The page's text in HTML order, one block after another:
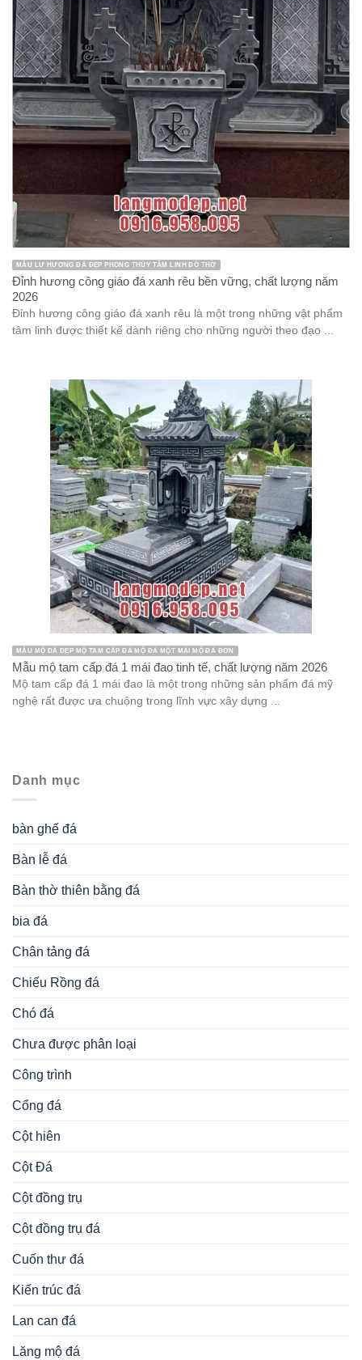
MẪU LƯ HƯƠNG ĐÁ ĐẸP PHONG THỦY TÂM LINH ĐỒ THỜ
Đỉnh hương công giáo đá xanh rêu bền vững, chất lượng năm
2026
Đỉnh hương công giáo đá xanh rêu là một trong những vật phẩm
tâm linh được thiết kế dành riêng cho những người theo đạo ...
MẪU MỘ ĐÁ ĐẸP MỘ TAM CẤP ĐÁ MỘ ĐÁ MỘT MÁI MỘ ĐÁ ĐƠN
Mẫu mộ tam cấp đá 1 mái đao tinh tế, chất lượng năm 2026
Mộ tam cấp đá 1 mái đao là một trong những sản phẩm đá mỹ
nghệ rất được ưa chuộng trong lĩnh vực xây dựng ...
Danh mục
bàn ghế đá
Bàn lễ đá
Bàn thờ thiên bằng đá
bia đá
Chân tảng đá
Chiếu Rồng đá
Chó đá
Chưa được phân loại
Công trình
Cổng đá
Cột hiên
Cột Đá
Cột đồng trụ
Cột đồng trụ đá
Cuốn thư đá
Kiến trúc đá
Lan can đá
Lăng mộ đá